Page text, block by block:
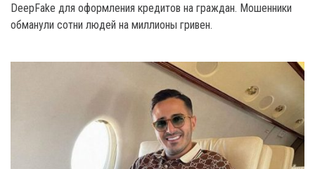
DeepFake для оформления кредитов на граждан. Мошенники
обманули сотни людей на миллионы гривен.